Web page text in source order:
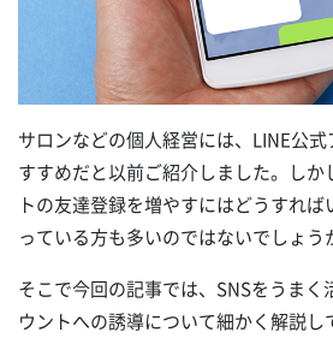
サロンなどの個人経営には、LINE公
すすめだと以前ご紹介しました。しか
トの友達登録を増やすにはどうすれ
っている方も多いのではないでしょう
そこで今回の記事では、SNSをうまく
ウントへの誘導について細かく解説し